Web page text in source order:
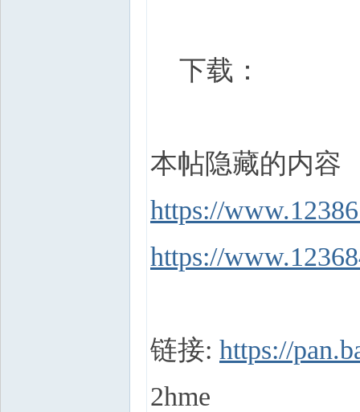
下载：
本帖隐藏的内容
https://
https://
链接: https://
2hme